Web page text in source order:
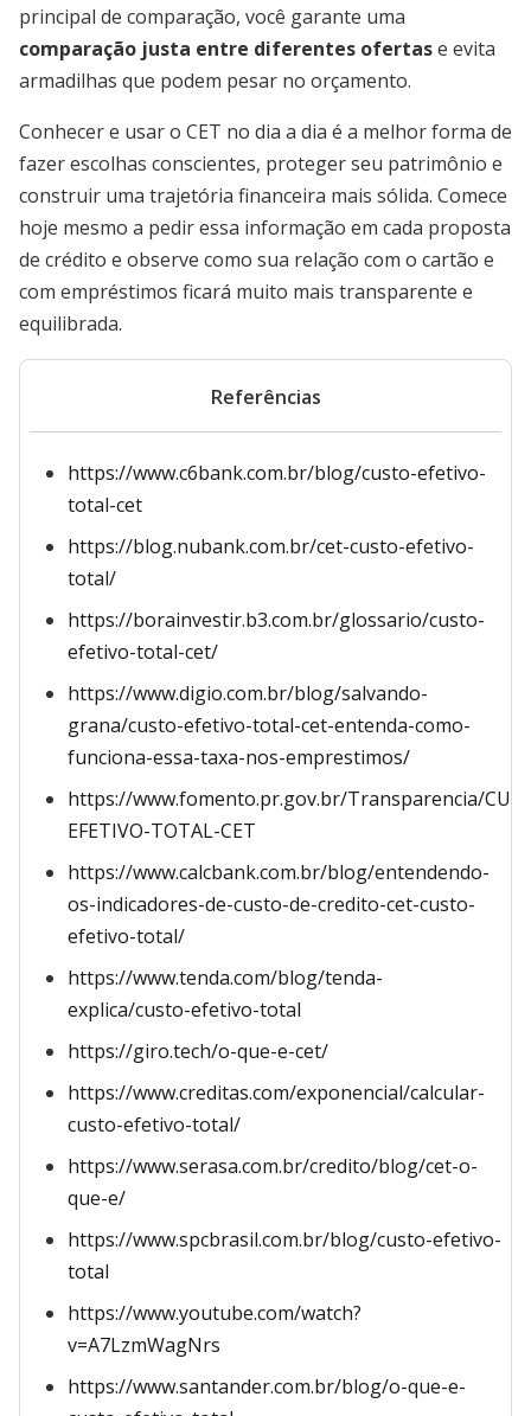
principal de comparação, você garante uma
comparação justa entre diferentes ofertase evita
armadilhas que podem pesar no orçamento.
Conhecer e usar o CET no dia a dia é a melhor forma de
fazer escolhas conscientes, proteger seu patrimônio e
construir uma trajetória financeira mais sólida. Comece
hoje mesmo a pedir essa informação em cada proposta
de crédito e observe como sua relação com o cartão e
com empréstimos ficará muito mais transparente e
equilibrada.
Referências
https://www.c6bank.com.br/blog/custo-efetivo-
total-cet
https://blog.nubank.com.br/cet-custo-efetivo-
total/
https://borainvestir.b3.com.br/glossario/custo-
efetivo-total-cet/
https://www.digio.com.br/blog/salvando-
grana/custo-efetivo-total-cet-entenda-como-
funciona-essa-taxa-nos-emprestimos/
https://www.fomento.pr.gov.br/Transparencia/
EFETIVO-TOTAL-CET
https://www.calcbank.com.br/blog/entendendo-
os-indicadores-de-custo-de-credito-cet-custo-
efetivo-total/
https://www.tenda.com/blog/tenda-
explica/custo-efetivo-total
https://giro.tech/o-que-e-cet/
https://www.creditas.com/exponencial/calcular-
custo-efetivo-total/
https://www.serasa.com.br/credito/blog/cet-o-
que-e/
https://www.spcbrasil.com.br/blog/custo-efetivo-
total
https://www.youtube.com/watch?
v=A7LzmWagNrs
https://www.santander.com.br/blog/o-que-e-